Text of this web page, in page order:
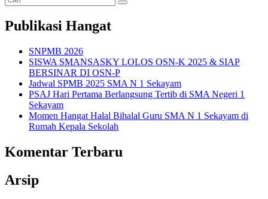
Publikasi Hangat
SNPMB 2026
SISWA SMANSASKY LOLOS OSN-K 2025 & SIAP
BERSINAR DI OSN-P
Jadwal SPMB 2025 SMA N 1 Sekayam
PSAJ Hari Pertama Berlangsung Tertib di SMA Negeri 1
Sekayam
Momen Hangat Halal Bihalal Guru SMA N 1 Sekayam di
Rumah Kepala Sekolah
Komentar Terbaru
Arsip